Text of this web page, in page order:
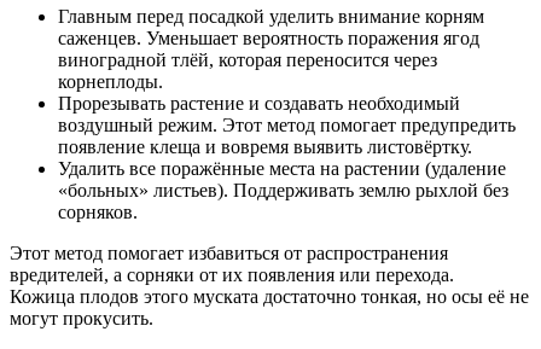
Главным перед посадкой уделить внимание корням
саженцев. Уменьшает вероятность поражения ягод
виноградной тлёй, которая переносится через
корнеплоды.
Прорезывать растение и создавать необходимый
воздушный режим. Этот метод помогает предупредить
появление клеща и вовремя выявить листовёртку.
Удалить все поражённые места на растении (удаление
«больных» листьев). Поддерживать землю рыхлой без
сорняков.
Этот метод помогает избавиться от распространения
вредителей, а сорняки от их появления или перехода.
Кожица плодов этого муската достаточно тонкая, но осы её не
могут прокусить.